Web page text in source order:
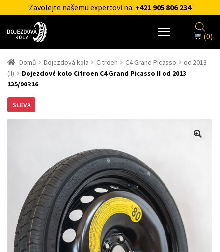
Zavolejte našemu expertovi na: +421 905 806 234
(0)
Domů Dojezdová kola Citroen C4 Grand Picasso
od 2013
(II)
Dojezdové kolo Citroen C4 Grand Picasso II od 2013
135/90R16
SLEVA